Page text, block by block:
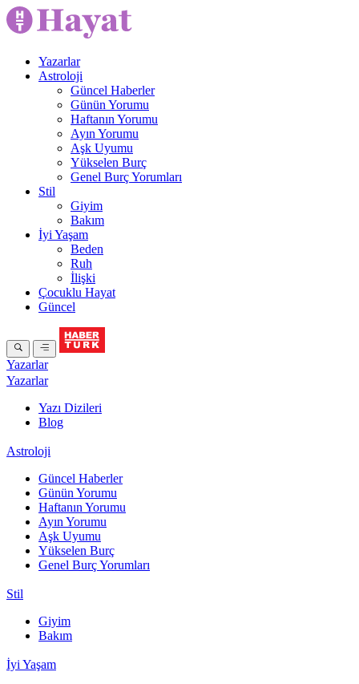
Yazarlar
Astroloji
Güncel Haberler
Günün Yorumu
Haftanın Yorumu
Ayın Yorumu
Aşk Uyumu
Yükselen Burç
Genel Burç Yorumları
Stil
Giyim
Bakım
İyi Yaşam
Beden
Ruh
İlişki
Çocuklu Hayat
Güncel
Yazarlar
Yazarlar
Yazı Dizileri
Blog
Astroloji
Güncel Haberler
Günün Yorumu
Haftanın Yorumu
Ayın Yorumu
Aşk Uyumu
Yükselen Burç
Genel Burç Yorumları
Stil
Giyim
Bakım
İyi Yaşam